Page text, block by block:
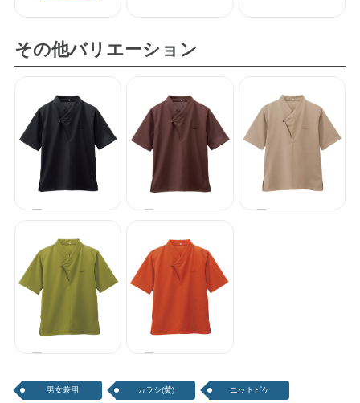
男女兼用 カラシ(黄) ニットピケ
その他バリエーション